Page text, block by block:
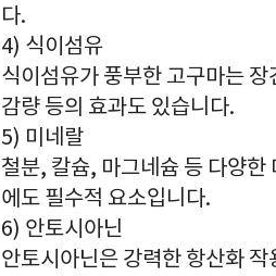
다.
4) 식이섬유
식이섬유가 풍부한 고구마는
감량 등의 효과도 있습니다.
5) 미네랄
철분, 칼슘, 마그네슘 등 다양
에도 필수적 요소입니다.
6) 안토시아닌
안토시아닌은 강력한 항산화